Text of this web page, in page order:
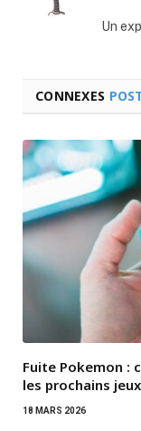
Un
CONNEXES
Fuite Pokemon :
les prochains jeux
18 MARS 2026